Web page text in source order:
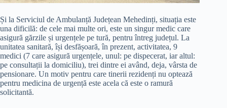
Și la Serviciul de Ambulanță Județean Mehedinți, situația este
una dificilă: de cele mai multe ori, este un singur medic care
asigură gărzile și urgențele pe tură, pentru întreg județul. La
unitatea sanitară, își desfășoară, în prezent, activitatea, 9
medici (7 care asigură urgențele, unul: pe dispecerat, iar altul:
pe consultații la domiciliu), trei dintre ei având, deja, vârsta de
pensionare. Un motiv pentru care tinerii rezidenți nu optează
pentru medicina de urgență este acela că este o ramură
solicitantă.